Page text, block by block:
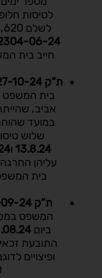
לטיסות
לשלם 4,620 ₪ וכן 750 ₪ הוצאות משפט.
2304-06-24 אריאן נ’ אייר אינדיה
ת”ק 47127-10-24 יעל ואח’ נ’
בית המשפט
אביב,
במועד
שלוש
13.8.24 ו
עליהן
בית
ת”ק 52801-09-24 ברדוגו נ’ ארקיע
המשפט
ביום
התובעת